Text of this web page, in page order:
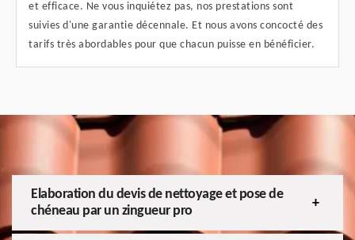
et efficace. Ne vous inquiétez pas, nos prestations sont
suivies d'une garantie décennale. Et nous avons concocté des
tarifs très abordables pour que chacun puisse en bénéficier.
Elaboration du devis de nettoyage et pose de
chéneau par un zingueur pro